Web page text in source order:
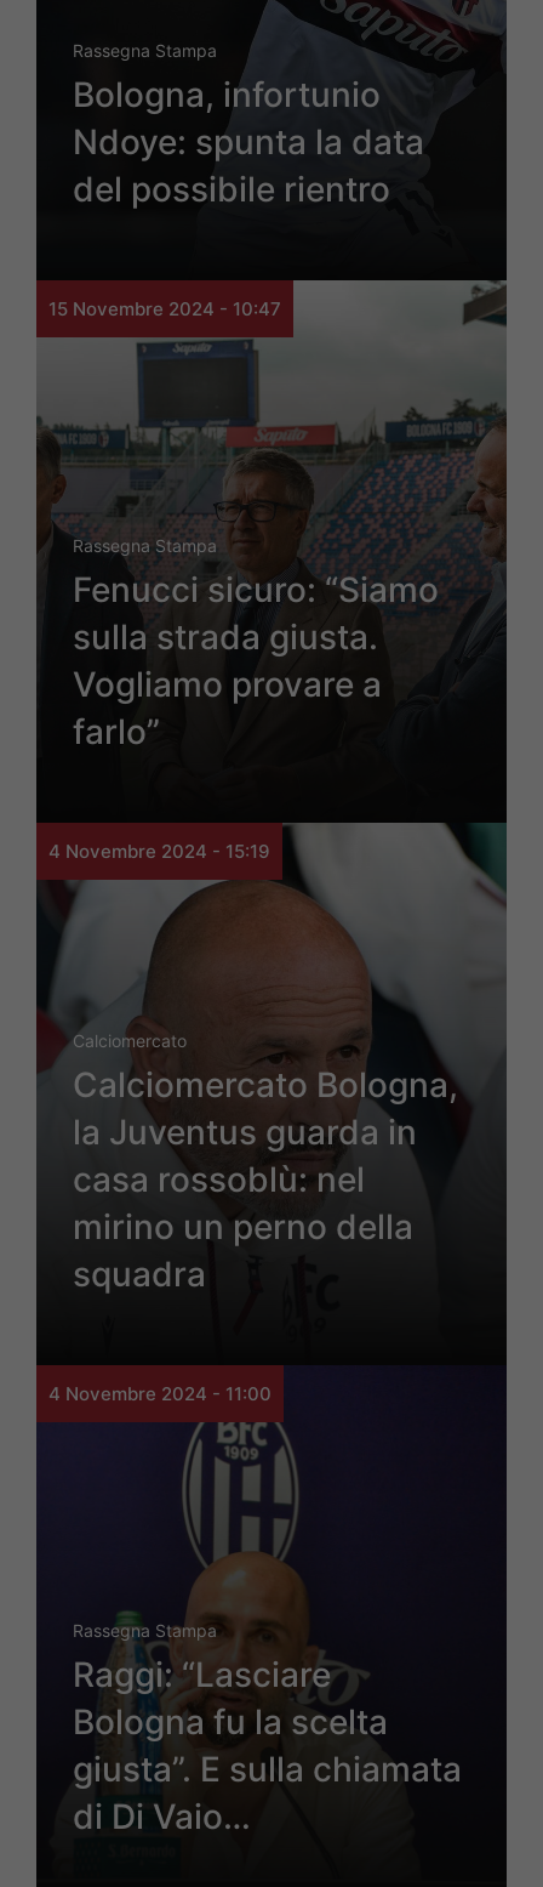
Rassegna Stampa
Bologna, infortunio
Ndoye: spunta la data
del possibile rientro
15 Novembre 2024 - 10:47
Rassegna Stampa
Fenucci sicuro: “Siamo
sulla strada giusta.
Vogliamo provare a
farlo”
4 Novembre 2024 - 15:19
Calciomercato
Calciomercato Bologna,
la Juventus guarda in
casa rossoblù: nel
mirino un perno della
squadra
4 Novembre 2024 - 11:00
Rassegna Stampa
Raggi: “Lasciare
Bologna fu la scelta
giusta”. E sulla chiamata
di Di Vaio…